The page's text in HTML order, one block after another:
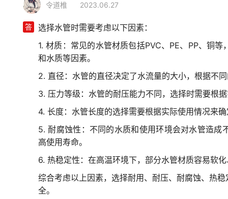
令道椎 2023.06.27
答
选择水管时需要考虑以下因素：
1. 材质：常见的水管材质包括PVC、PE、PP、铜
和水质等因素。
2. 直径：水管的直径决定了水流量的大小，根据不
3. 压力等级：水管的耐压能力不同，选择时需要根
4. 长度：水管长度的选择需要根据实际使用情况来
5. 耐腐蚀性：不同的水质和使用环境会对水管造
高使用寿命。
6. 热稳定性：在高温环境下，部分水管材质容易软
综合考虑以上因素，选择耐用、耐压、耐腐蚀、热
全。